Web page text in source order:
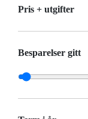
Pris + utgifter
Besparelser gitt